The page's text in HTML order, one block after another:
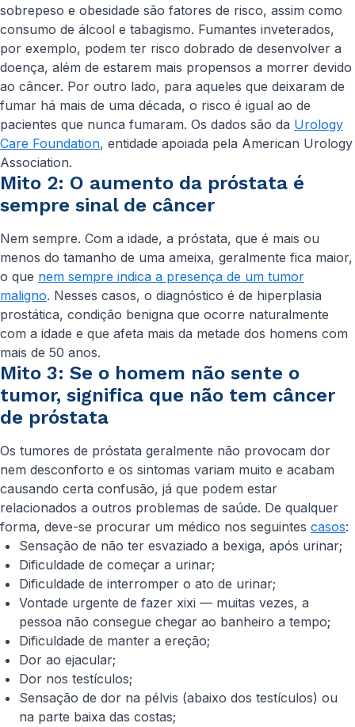
sobrepeso e obesidade são fatores de risco, assim como
consumo de álcool e tabagismo. Fumantes inveterados,
por exemplo, podem ter risco dobrado de desenvolver a
doença, além de estarem mais propensos a morrer devido
ao câncer. Por outro lado, para aqueles que deixaram de
fumar há mais de uma década, o risco é igual ao de
pacientes que nunca fumaram. Os dados são da Urology
Care Foundation, entidade apoiada pela American Urology
Association.
Mito 2: O aumento da próstata é
sempre sinal de câncer
Nem sempre. Com a idade, a próstata, que é mais ou
menos do tamanho de uma ameixa, geralmente fica maior,
o que nem sempre indica a presença de um tumor
maligno. Nesses casos, o diagnóstico é de hiperplasia
prostática, condição benigna que ocorre naturalmente
com a idade e que afeta mais da metade dos homens com
mais de 50 anos.
Mito 3: Se o homem não sente o
tumor, significa que não tem câncer
de próstata
Os tumores de próstata geralmente não provocam dor
nem desconforto e os sintomas variam muito e acabam
causando certa confusão, já que podem estar
relacionados a outros problemas de saúde. De qualquer
forma, deve-se procurar um médico nos seguintes casos:
Sensação de não ter esvaziado a bexiga, após urinar;
Dificuldade de começar a urinar;
Dificuldade de interromper o ato de urinar;
Vontade urgente de fazer xixi — muitas vezes, a
pessoa não consegue chegar ao banheiro a tempo;
Dificuldade de manter a ereção;
Dor ao ejacular;
Dor nos testículos;
Sensação de dor na pélvis (abaixo dos testículos) ou
na parte baixa das costas;